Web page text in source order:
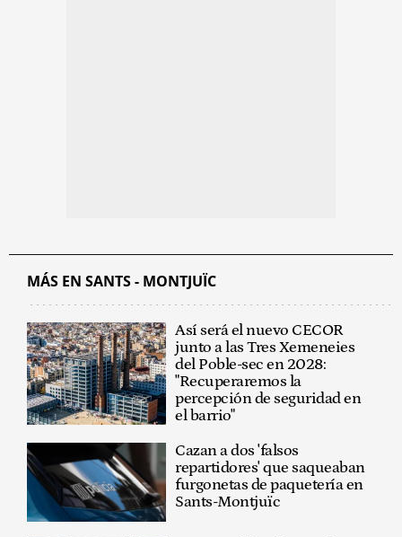
MÁS EN SANTS - MONTJUÏC
Así será el nuevo CECOR
junto a las Tres Xemeneies
del Poble-sec en 2028:
"Recuperaremos la
percepción de seguridad en
el barrio"
Cazan a dos 'falsos
repartidores' que saqueaban
furgonetas de paquetería en
Sants-Montjuïc